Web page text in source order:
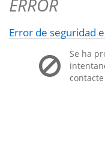
ERROR
Error de seguridad
Se ha